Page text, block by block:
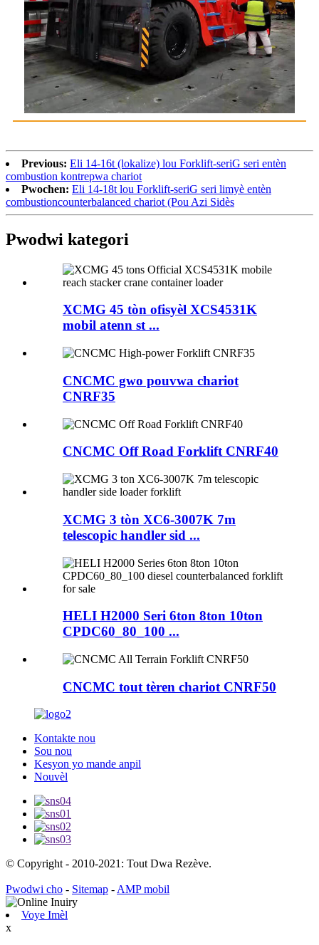
Previous: Eli 14-16t (lokalize) lou Forklift-seriG seri entèn
combustion kontrepwa chariot
Pwochen: Eli 14-18t lou Forklift-seriG seri limyè entèn
combustioncounterbalanced chariot (Pou Azi Sidès
Pwodwi kategori
XCMG 45 tòn ofisyèl XCS4531K
mobil atenn st ...
CNCMC gwo pouvwa chariot
CNRF35
CNCMC Off Road Forklift CNRF40
XCMG 3 tòn XC6-3007K 7m
telescopic handler sid ...
HELI H2000 Seri 6ton 8ton 10ton
CPDC60_80_100 ...
CNCMC tout tèren chariot CNRF50
Kontakte nou
Sou nou
Kesyon yo mande anpil
Nouvèl
© Copyright - 2010-2021: Tout Dwa Rezève.
Pwodwi cho - Sitemap - AMP mobil
Voye Imèl
x